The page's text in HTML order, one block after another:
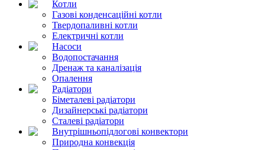
Котли
Газові конденсаційні котли
Твердопаливні котли
Електричні котли
Насоси
Водопостачання
Дренаж та каналізація
Опалення
Радіатори
Біметалеві радіатори
Дизайнерські радіатори
Сталеві радіатори
Внутрішньопідлогові конвектори
Природна конвекція